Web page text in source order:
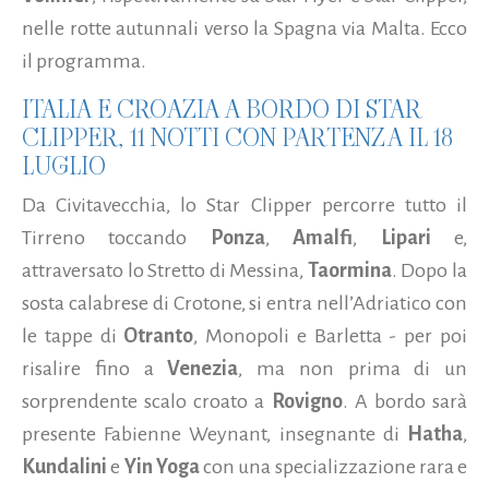
nelle rotte autunnali verso la Spagna via Malta. Ecco
il programma.
ITALIA E CROAZIA A BORDO DI STAR
CLIPPER, 11 NOTTI CON PARTENZA IL 18
LUGLIO
Da Civitavecchia, lo Star Clipper percorre tutto il
Tirreno toccando Ponza,Amalfi, Lipari e,
attraversato lo Stretto di Messina, Taormina. Dopo la
sosta calabrese di Crotone, si entra nell’Adriatico con
le tappe di Otranto, Monopoli e Barletta - per poi
risalire fino aVenezia, ma non prima di un
sorprendente scalo croato a Rovigno. A bordo sarà
presente Fabienne Weynant, insegnante di
Hatha,
Kundalini e Yin Yogacon una specializzazione rara e